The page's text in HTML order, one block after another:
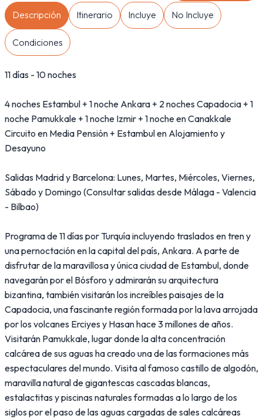
Descripción Itinerario Incluye No Incluye
Condiciones
11 días - 10 noches
4 noches Estambul + 1 noche Ankara + 2 noches Capadocia + 1
noche Pamukkale + 1 noche Izmir + 1 noche en Canakkale
Circuito en Media Pensión + Estambul en Alojamiento y
Desayuno
Salidas Madrid y Barcelona: Lunes, Martes, Miércoles, Viernes,
Sábado y Domingo (Consultar salidas desde Málaga - Valencia
- Bilbao)
Programa de 11 días por Turquía incluyendo traslados en tren y
una pernoctación en la capital del país, Ankara. A parte de
disfrutar de la maravillosa y única ciudad de Estambul, donde
navegarán por el Bósforo y admirarán su arquitectura
bizantina, también visitarán los increíbles paisajes de la
Capadocia, una fascinante región formada por la lava arrojada
por los volcanes Erciyes y Hasan hace 3 millones de años.
Visitarán Pamukkale, lugar donde la alta concentración
calcárea de sus aguas ha creado una de las formaciones más
espectaculares del mundo. Visita al famoso castillo de algodón,
maravilla natural de gigantescas cascadas blancas,
estalactitas y piscinas naturales formadas a lo largo de los
siglos por el paso de las aguas cargadas de sales calcáreas